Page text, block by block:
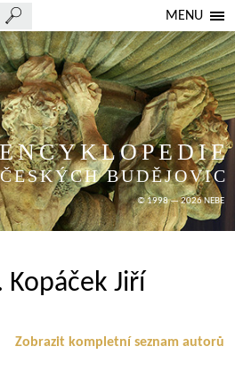
MENU
ČESKÝCH BUDĚJOVIC
© 1998 — 2026 NEBE
Jiří
Zobrazit kompletní seznam autorů